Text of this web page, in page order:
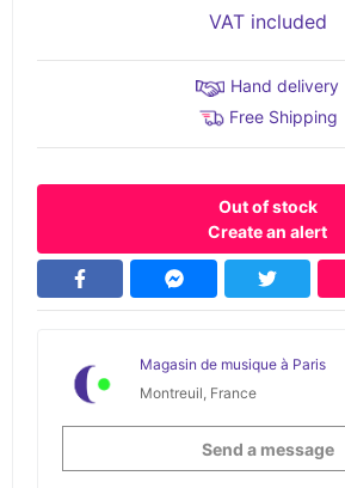
VAT included
Hand delivery
Free Shipping
Out of stock
Create an alert
Magasin de musique à Paris
Montreuil, France
Send a message